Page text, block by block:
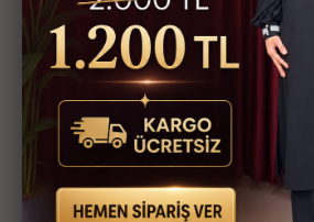
İlginizi Çekebilir
KARGO BEDAVA